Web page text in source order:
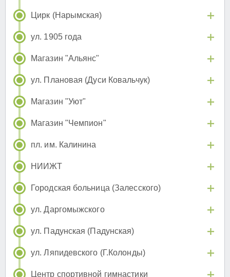
Цирк (Нарымская)
ул. 1905 года
Магазин "Альянс"
ул. Плановая (Дуси Ковальчук)
Магазин "Уют"
Магазин "Чемпион"
пл. им. Калинина
НИИЖТ
Городская больница (Залесского)
ул. Даргомыжского
ул. Падунская (Падунская)
ул. Ляпидевского (Г.Колонды)
Центр спортивной гимнастики